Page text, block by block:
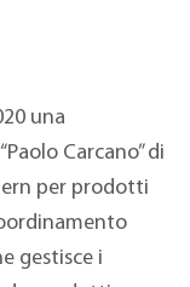
una
Carcano” di
per prodotti
gestisce i